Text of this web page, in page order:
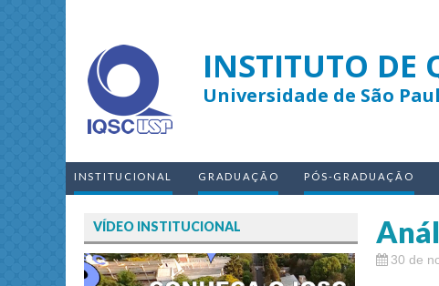
INSTITUTO DE
Universidade de São
INSTITUCIONAL GRADUAÇÃO PÓS-GRADUAÇÃO
30 de
VÍDEO INSTITUCIONAL